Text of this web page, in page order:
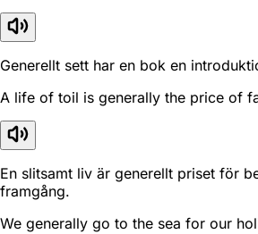
Generellt sett har en bok en
A life of toil is generally the price of
En slitsamt liv är generellt priset för
framgång.
We generally go to the sea for our